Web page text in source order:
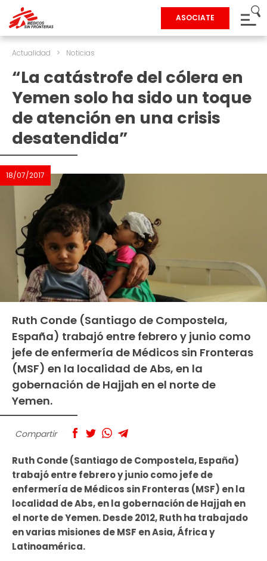
ASOCIATE
Actualidad > Noticias
“La catástrofe del cólera en
Yemen solo ha sido un toque
de atención en una crisis
desatendida”
18/07/2017
Ruth Conde (Santiago de Compostela,
España) trabajó entre febrero y junio como
jefe de enfermería de Médicos sin Fronteras
(MSF) en la localidad de Abs, en la
gobernación de Hajjah en el norte de
Yemen.
Compartir
Ruth Conde (Santiago de Compostela, España)
trabajó entre febrero y junio como jefe de
enfermería de Médicos sin Fronteras (MSF) en la
localidad de Abs, en la gobernación de Hajjah en
el norte de Yemen. Desde 2012, Ruth ha trabajado
en varias misiones de MSF en Asia, África y
Latinoamérica.